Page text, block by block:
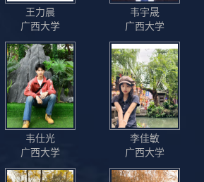
王力晨
广西大学
韦宇晟
广西大学
韦仕光
广西大学
李佳敏
广西大学